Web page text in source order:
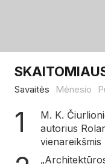
Savaitės Mėnesio
M. K.
autorius